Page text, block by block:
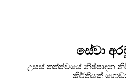
සේවා
උසස් තත්ත්වයේ නිෂ්පාදන
කීර්තියක්